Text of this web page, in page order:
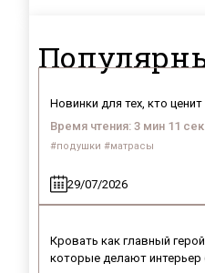
Новинки для тех, кто
Время чтения: 3 мин 11
#подушки #матрасы
29/07/2026
Кровать как главный
которые делают интерьер